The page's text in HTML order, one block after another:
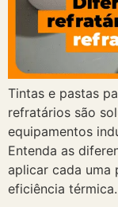
Tintas e pastas
refratários são
equipamentos
Entenda as
aplicar cada uma
eficiência térmica.